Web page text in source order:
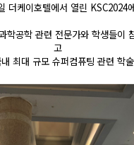
더케이호텔에서 열린 KSC2024
고
최대 규모 슈퍼컴퓨팅 관련 학